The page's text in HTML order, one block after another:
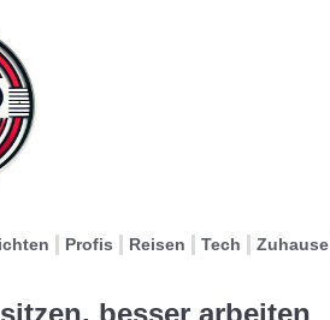
Profis Reisen Tech Zuhause